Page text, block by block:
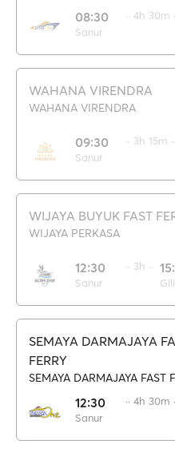
08:30
Sanur
·· 4h 30m
WAHANA VIRENDRA
WAHANA VIRENDRA
09:30
Sanur
·· 3h 15m ··
WIJAYA BUYUK FAST
WIJAYA PERKASA
12:30
Sanur
·· 3h ··
SEMAYA DARMAJAYA
FERRY
SEMAYA DARMAJAYA FAST
12:30
Sanur
·· 4h 30m